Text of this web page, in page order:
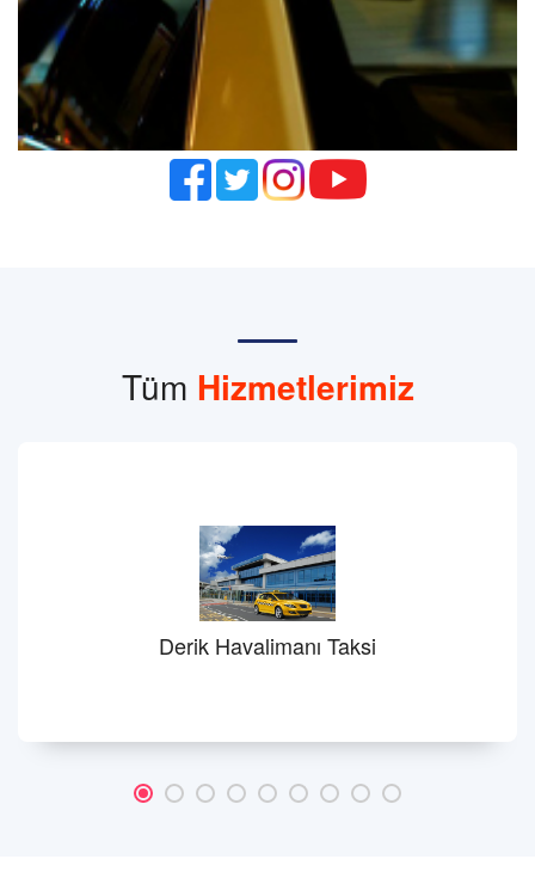
Tüm Hizmetlerimiz
Derik Havalimanı Taksi